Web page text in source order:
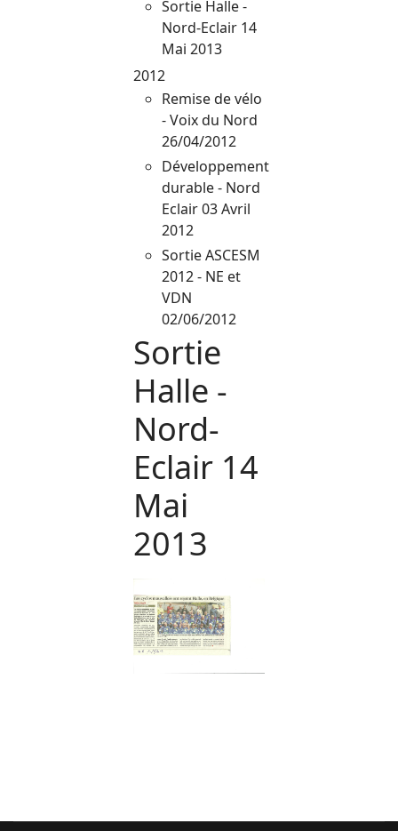
Sortie Halle -
Nord-Eclair 14
Mai 2013
2012
Remise de vélo
- Voix du Nord
26/04/2012
Développement
durable - Nord
Eclair 03 Avril
2012
Sortie ASCESM
2012 - NE et
VDN
02/06/2012
Sortie
Halle -
Nord-
Eclair 14
Mai
2013